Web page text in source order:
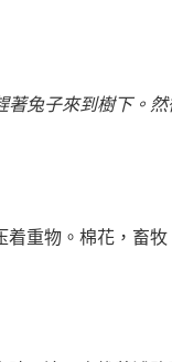
兔子來到樹下。
重物。棉花，畜牧